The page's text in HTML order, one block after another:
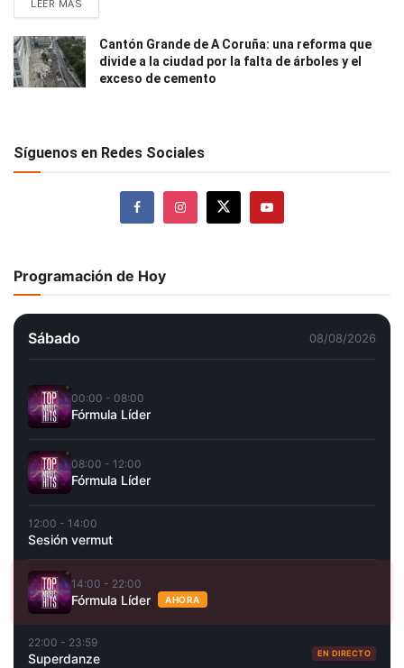
LEER MÁS
Cantón Grande de A Coruña: una reforma que
divide a la ciudad por la falta de árboles y el
exceso de cemento
Síguenos en Redes Sociales
Programación de Hoy
Sábado 08/08/2026
00:00 - 08:00
Fórmula Líder
08:00 - 12:00
Fórmula Líder
12:00 - 14:00
Sesión vermut
14:00 - 22:00
Fórmula Líder AHORA
22:00 - 23:59
Superdanze EN DIRECTO